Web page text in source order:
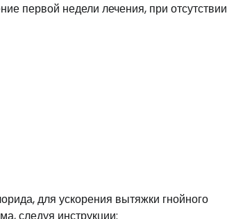
первой недели лечения, при отсутствии
для ускорения вытяжки гнойного
следуя инструкции: